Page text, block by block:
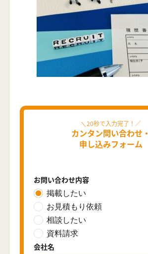
カンタン問い合わせ・
申し込みフォーム
お問い合わせ内容
掲載したい
お見積もり依頼
相談したい
資料請求
会社名